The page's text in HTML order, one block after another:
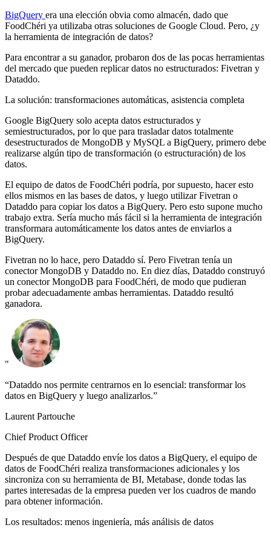
BigQuery era una elección obvia como almacén, dado que
FoodChéri ya utilizaba otras soluciones de Google Cloud. Pero, ¿y
la herramienta de integración de datos?
Para encontrar a su ganador, probaron dos de las pocas herramientas
del mercado que pueden replicar datos no estructurados: Fivetran y
Dataddo.
La solución: transformaciones automáticas, asistencia completa
Google BigQuery solo acepta datos estructurados y
semiestructurados, por lo que para trasladar datos totalmente
desestructurados de MongoDB y MySQL a BigQuery, primero debe
realizarse algún tipo de transformación (o estructuración) de los
datos.
El equipo de datos de FoodChéri podría, por supuesto, hacer esto
ellos mismos en las bases de datos, y luego utilizar Fivetran o
Dataddo para copiar los datos a BigQuery. Pero esto supone mucho
trabajo extra. Sería mucho más fácil si la herramienta de integración
transformara automáticamente los datos antes de enviarlos a
BigQuery.
Fivetran no lo hace, pero Dataddo sí. Pero Fivetran tenía un
conector MongoDB y Dataddo no. En diez días, Dataddo construyó
un conector MongoDB para FoodChéri, de modo que pudieran
probar adecuadamente ambas herramientas. Dataddo resultó
ganadora.
"
“Dataddo nos permite centrarnos en lo esencial: transformar los
datos en BigQuery y luego analizarlos.”
Laurent Partouche
Chief Product Officer
Después de que Dataddo envíe los datos a BigQuery, el equipo de
datos de FoodChéri realiza transformaciones adicionales y los
sincroniza con su herramienta de BI, Metabase, donde todas las
partes interesadas de la empresa pueden ver los cuadros de mando
para obtener información.
Los resultados: menos ingeniería, más análisis de datos